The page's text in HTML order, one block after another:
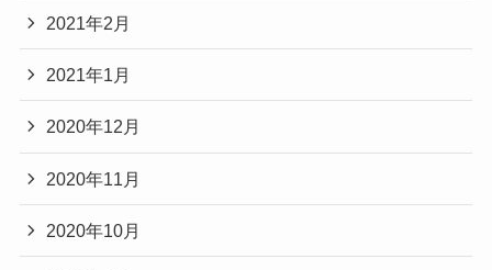
2021年2月
2021年1月
2020年12月
2020年11月
2020年10月